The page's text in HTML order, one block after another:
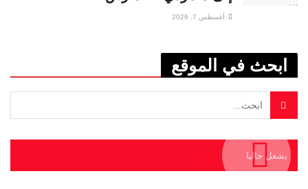
أغسطس 7, 2026
ابحث في الموقع
يشغل حاليا